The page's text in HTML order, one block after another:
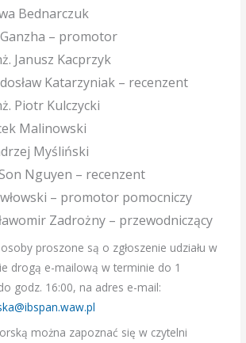
Bednarczuk
– promotor
Janusz Kacprzyk
Katarzyniak – recenzent
Piotr Kulczycki
Malinowski
Myśliński
Nguyen – recenzent
– promotor pomocniczy
Zadrożny – przewodniczący
proszone są o zgłoszenie udziału w
drogą e-mailową w terminie do 1
godz. 16:00, na adres e-mail:
można zapoznać się w czytelni